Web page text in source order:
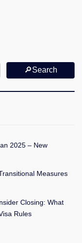
🔎Search
2025 – New
Measures
Closing: What
Rules